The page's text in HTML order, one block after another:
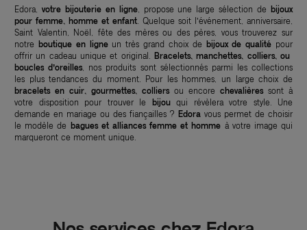
Edora, votre bijouterie en ligne, propose une large sélection de bijoux
pour femme, homme et enfant. Quelque soit l’événement, anniversaire,
Saint Valentin, Noël, fête des mères ou des pères, vous trouverez sur
notre boutique en ligneun très grand choix de bijoux de qualité pour
offrir un cadeau unique et original. Bracelets, manchettes, colliers, ou
boucles d’oreilles, nos produits sont sélectionnés parmi les collections
les plus tendances du moment. Pour les hommes, un large choix de
bracelets en cuir, gourmettes, colliersou encore chevalièressont à
votre disposition pour trouver le
bijouqui révèlera votre style. Une
demande en mariage ou des fiançailles ? Edora vous permet de choisir
le modèle de bagues et alliances femme et homme à votre image qui
marqueront ce moment unique.